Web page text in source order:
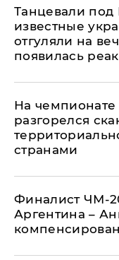
Танцевали под
известные
отгуляли на
появилась
На
разгорелся
странами
Финалист ЧМ-
Аргентина –